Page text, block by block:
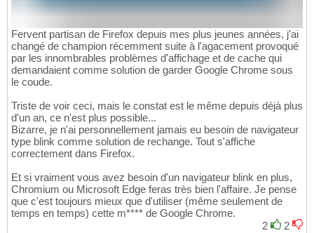
Fervent partisan de Firefox depuis mes plus jeunes années, j'ai
changé de champion récemment suite à l'agacement provoqué
par les innombrables problèmes d'affichage et de cache qui
demandaient comme solution de garder Google Chrome sous
le coude.
Triste de voir ceci, mais le constat est le même depuis déjà plus
d'un an, ce n'est plus possible...
Bizarre, je n'ai personnellement jamais eu besoin de navigateur
type blink comme solution de rechange. Tout s'affiche
correctement dans Firefox.
Et si vraiment vous avez besoin d'un navigateur blink en plus,
Chromium ou Microsoft Edge feras très bien l'affaire. Je pense
que c'est toujours mieux que d'utiliser (même seulement de
temps en temps) cette m**** de Google Chrome.
2
2